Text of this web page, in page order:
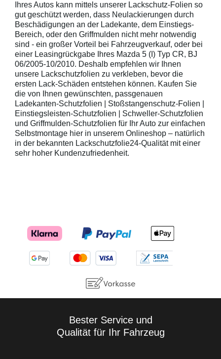
Ihres Autos kann mittels unserer Lackschutz-Folien so
gut geschützt werden, dass Neulackierungen durch
Beschädigungen an der Ladekante, dem Einstiegs-
Bereich, oder den Griffmulden nicht mehr notwendig
sind - ein großer Vorteil bei Fahrzeugverkauf, oder bei
einer Leasingrückgabe Ihres Mazda 5 (I) Typ CR, BJ
06/2005-10/2010. Deshalb empfehlen wir Ihnen
unsere Lackschutzfolien zu verkleben, bevor die
ersten Lack-Schäden entstehen können. Kaufen Sie
die von Ihnen gewünschten, passgenauen
Ladekanten-Schutzfolien | Stoßstangenschutz-Folien |
Einstiegsleisten-Schutzfolien | Schweller-Schutzfolien
und Griffmulden-Schutzfolien für Ihr Auto zur einfachen
Selbstmontage hier in unserem Onlineshop – natürlich
in der bekannten Lackschutzfolie24-Qualität mit einer
sehr hoher Kundenzufriedenheit.
Bester Service und
Qualität für Ihr Fahrzeug